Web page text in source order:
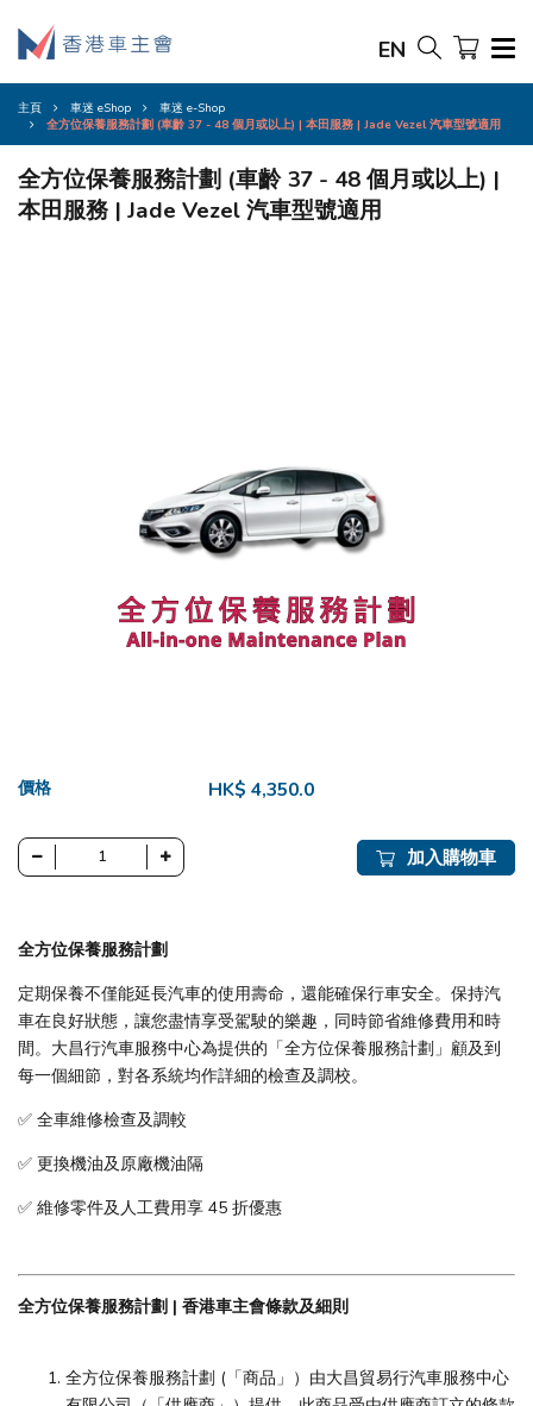
EN
主頁 車迷 eShop
車迷 e-Shop
全方位保養服務計劃 (車齡 37 - 48 個月或以上) | 本田服務 | Jade Vezel 汽車型號適用
全方位保養服務計劃 (車齡 37 - 48 個月或以上) |
本田服務 | Jade Vezel 汽車型號適用
價格 HK$ 4,350.0
加入購物車
全方位保養服務計劃
定期保養不僅能延長汽車的使用壽命，還能確保行車安全。保持汽
車在良好狀態，讓您盡情享受駕駛的樂趣，同時節省維修費用和時
間。大昌行汽車服務中心為提供的「全方位保養服務計劃」顧及到
每一個細節，對各系統均作詳細的檢查及調校。
✅ 全車維修檢查及調較
✅ 更換機油及原廠機油隔
✅ 維修零件及人工費用享 45 折優惠
全方位保養服務計劃 | 香港車主會條款及細則
全方位保養服務計劃 (「商品」）由大昌貿易行汽車服務中心